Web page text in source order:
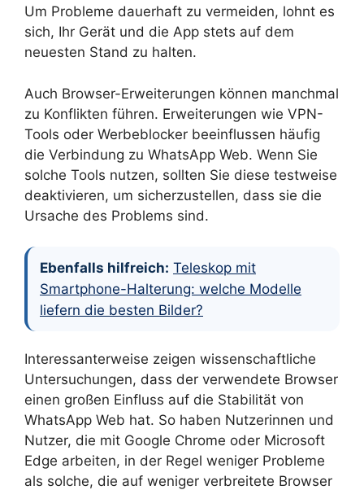
Um Probleme dauerhaft zu vermeiden, lohnt es
sich, Ihr Gerät und die App stets auf dem
neuesten Stand zu halten.
Auch Browser-Erweiterungen können manchmal
zu Konflikten führen. Erweiterungen wie VPN-
Tools oder Werbeblocker beeinflussen häufig
die Verbindung zu WhatsApp Web. Wenn Sie
solche Tools nutzen, sollten Sie diese testweise
deaktivieren, um sicherzustellen, dass sie die
Ursache des Problems sind.
Ebenfalls hilfreich: Teleskop mit
Smartphone-Halterung: welche Modelle
liefern die besten Bilder?
Interessanterweise zeigen wissenschaftliche
Untersuchungen, dass der verwendete Browser
einen großen Einfluss auf die Stabilität von
WhatsApp Web hat. So haben Nutzerinnen und
Nutzer, die mit Google Chrome oder Microsoft
Edge arbeiten, in der Regel weniger Probleme
als solche, die auf weniger verbreitete Browser